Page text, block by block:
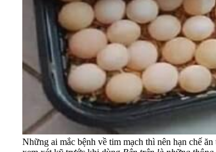
Những ai mắc bệnh về tim mạch thì nên hạn chế ăn